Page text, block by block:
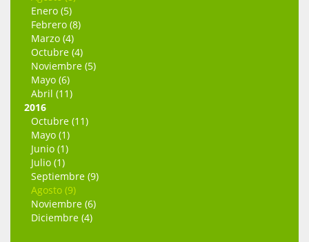
Enero (5)
Febrero (8)
Marzo (4)
Octubre (4)
Noviembre (5)
Mayo (6)
Abril (11)
2016
Octubre (11)
Mayo (1)
Junio (1)
Julio (1)
Septiembre (9)
Agosto (9)
Noviembre (6)
Diciembre (4)